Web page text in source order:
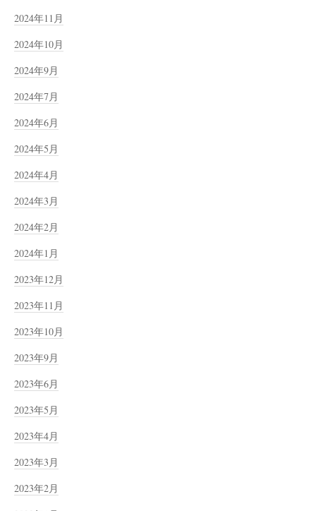
2024年11月
2024年10月
2024年9月
2024年7月
2024年6月
2024年5月
2024年4月
2024年3月
2024年2月
2024年1月
2023年12月
2023年11月
2023年10月
2023年9月
2023年6月
2023年5月
2023年4月
2023年3月
2023年2月